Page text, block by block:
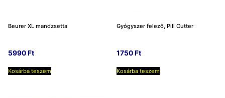
Beurer XL mandzsetta
5990Ft
Kosárba teszem
Gyógyszer felező, Pill Cutter
1750Ft
Kosárba teszem